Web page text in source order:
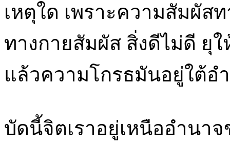
เหตุใด เพราะความสัมผัส
ทางกายสัมผัส สิ่งดีไม่ดี ยุ
แล้วความโกรธมันอยู่ใต้อ
บัดนี้จิตเราอยู่เหนืออำนา